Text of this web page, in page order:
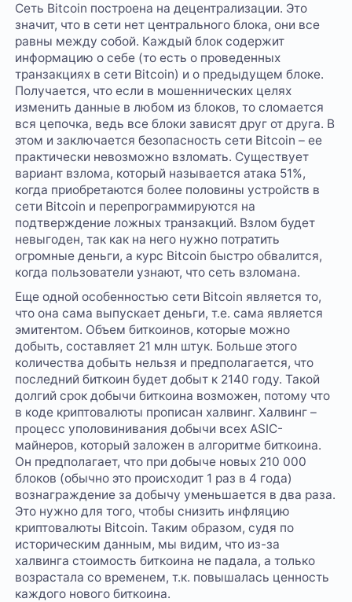
Сеть Bitcoin построена на децентрализации. Это
значит, что в сети нет центрального блока, они все
равны между собой. Каждый блок содержит
информацию о себе (то есть о проведенных
транзакциях в сети Bitcoin) и о предыдущем блоке.
Получается, что если в мошеннических целях
изменить данные в любом из блоков, то сломается
вся цепочка, ведь все блоки зависят друг от друга. В
этом и заключается безопасность сети Bitcoin – ее
практически невозможно взломать. Существует
вариант взлома, который называется атака 51%,
когда приобретаются более половины устройств в
сети Bitcoin и перепрограммируются на
подтверждение ложных транзакций. Взлом будет
невыгоден, так как на него нужно потратить
огромные деньги, а курс Bitcoin быстро обвалится,
когда пользователи узнают, что сеть взломана.
Еще одной особенностью сети Bitcoin является то,
что она сама выпускает деньги, т.е. сама является
эмитентом. Объем биткоинов, которые можно
добыть, составляет 21 млн штук. Больше этого
количества добыть нельзя и предполагается, что
последний биткоин будет добыт к 2140 году. Такой
долгий срок добычи биткоина возможен, потому что
в коде криптовалюты прописан халвинг. Халвинг –
процесс уполовинивания добычи всех ASIC-
майнеров, который заложен в алгоритме биткоина.
Он предполагает, что при добыче новых 210 000
блоков (обычно это происходит 1 раз в 4 года)
вознаграждение за добычу уменьшается в два раза.
Это нужно для того, чтобы снизить инфляцию
криптовалюты Bitcoin. Таким образом, судя по
историческим данным, мы видим, что из-за
халвинга стоимость биткоина не падала, а только
возрастала со временем, т.к. повышалась ценность
каждого нового биткоина.